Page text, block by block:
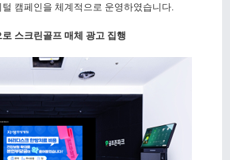
캠페인을 체계적으로 운영하였습니다.
스크린골프 매체 광고 집행